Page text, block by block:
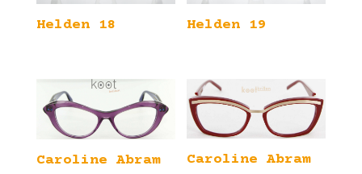
Helden 18 Helden 19
Caroline Abram
Caroline Abram